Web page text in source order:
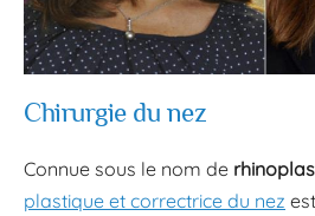
Chirurgie du nez
Connue sous le nom de
plastique et correctrice du nez